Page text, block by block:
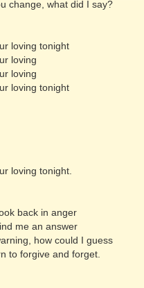
change, what did I say?
loving tonight
loving
loving
loving tonight
loving tonight.
back in anger
me an answer
how could I guess
to forgive and forget.